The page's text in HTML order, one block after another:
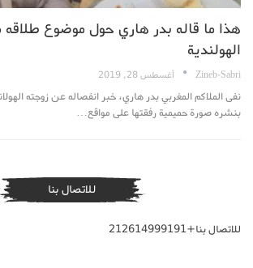
هذا ما قاله بدر هاري حول موضوع
الهولندية
Zineb-Sabri أغسطس 28, 2019
نفى الملاكم المغربي بدر هاري، خبر انفصاله عن زوجته
بنشره صورة حميمية رفقتها على مواقع…
للاتصال بنا
للاتصال بنا+212614999191